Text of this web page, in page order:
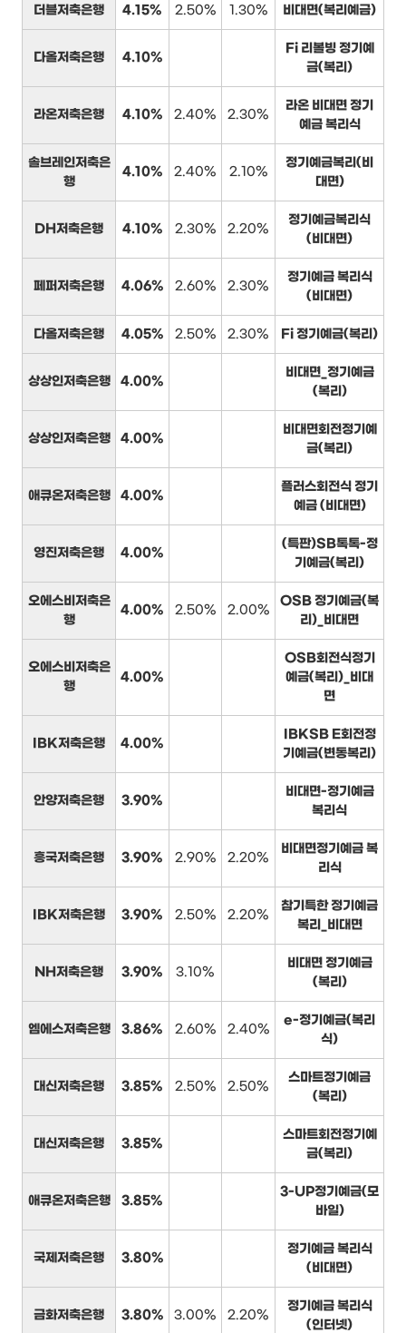
더블저축은행 4.15% 2.50% 1.30% 비대면(복리예금)
다올저축은행 4.10%
Fi 리볼빙 정기예
금(복리)
라온저축은행 4.10% 2.40% 2.30%
라온 비대면 정기
예금 복리식
솔브레인저축은
행
4.10% 2.40% 2.10%
정기예금복리(비
대면)
DH저축은행 4.10% 2.30% 2.20%
정기예금복리식
(비대면)
페퍼저축은행 4.06% 2.60% 2.30%
정기예금 복리식
(비대면)
다올저축은행 4.05% 2.50% 2.30% Fi 정기예금(복리)
상상인저축은행 4.00%
비대면_정기예금
(복리)
상상인저축은행 4.00%
비대면회전정기예
금(복리)
애큐온저축은행 4.00%
플러스회전식 정기
예금 (비대면)
영진저축은행 4.00%
(특판)SB톡톡-정
기예금(복리)
오에스비저축은
행
4.00% 2.50% 2.00%
OSB 정기예금(복
리)_비대면
오에스비저축은
행
4.00%
OSB회전식정기
예금(복리)_비대
면
IBK저축은행 4.00%
IBKSB E회전정
기예금(변동복리)
안양저축은행 3.90%
비대면-정기예금
복리식
흥국저축은행 3.90% 2.90% 2.20%
비대면정기예금 복
리식
IBK저축은행 3.90% 2.50% 2.20%
참기특한 정기예금
복리_비대면
NH저축은행 3.90% 3.10%
비대면 정기예금
(복리)
엠에스저축은행 3.86% 2.60% 2.40%
e-정기예금(복리
식)
대신저축은행 3.85% 2.50% 2.50%
스마트정기예금
(복리)
대신저축은행 3.85%
스마트회전정기예
금(복리)
애큐온저축은행 3.85%
3-UP정기예금(모
바일)
국제저축은행 3.80%
정기예금 복리식
(비대면)
금화저축은행 3.80% 3.00% 2.20%
정기예금 복리식
(인터넷)